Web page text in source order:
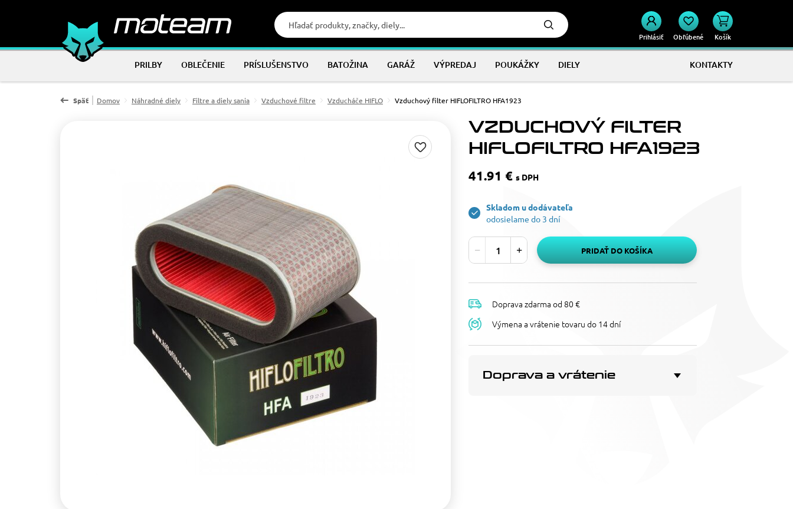
Prihlásiť Obľúbené Košík
PRILBY OBLEČENIE PRÍSLUŠENSTVO BATOŽINA GARÁŽ VÝPREDAJ POUKÁŽKY DIELY KONTAKTY
Späť Domov Náhradné diely Filtre a diely sania Vzduchové filtre Vzducháče HIFLO Vzduchový filter HIFLOFILTRO HFA1923
VZDUCHOVÝ FILTER
HIFLOFILTRO HFA1923
41.91 € s DPH
Skladom u dodávateľa
odosielame do 3 dní
PRIDAŤ DO KOŠÍKA
Doprava zdarma od 80 €
Výmena a vrátenie tovaru do 14 dní
Doprava a vrátenie